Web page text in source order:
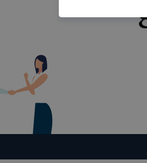
felmérésével,
így megtudhatjuk,
ismét
tudja kikapcsolni
beállításának a
automatikusan
Felhívjuk
folyamatainak